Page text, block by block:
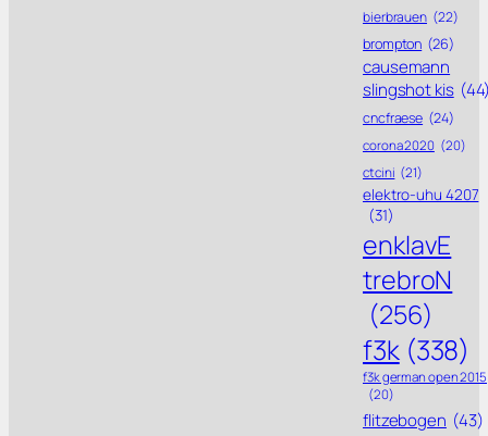
bierbrauen (22)
brompton (26)
causemann
slingshot kis
cncfraese (24)
corona 2020 (20)
ctcini (21)
elektro-uhu 4207
(31)
enklavE
trebroN
(256)
f3k (338)
f3k german open 2015
(20)
flitzebogen (43)